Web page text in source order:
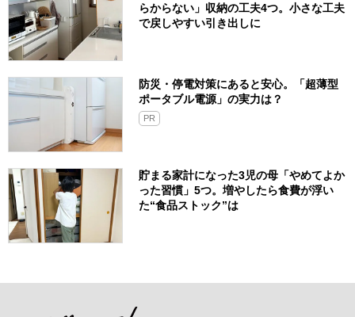
らからない」収納の工夫4つ。小さな工夫
で戻しやすい引き出しに
防災・停電対策にあると安心。「超薄型
ポータブル電源」の実力は？​
PR
貯まる家計になった3児の母「やめてよか
った習慣」5つ。増やしたら食費が浮い
た“食品ストック”は